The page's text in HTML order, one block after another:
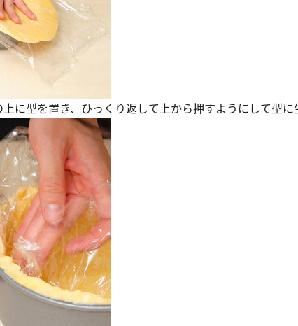
に型を置き、ひっくり返して上から押すようにして型に